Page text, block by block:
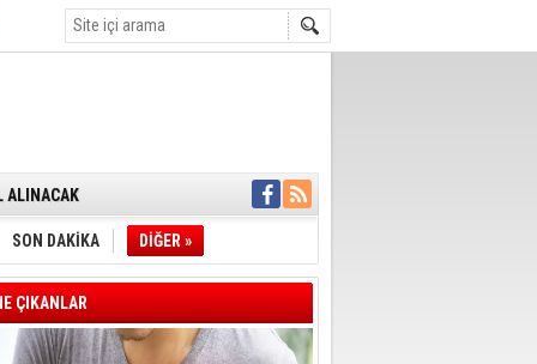
TAHLİYE
DERNEĞİ
ÇİZGİMİZ
ALANA
SON DAKİKA DİĞER »
ÇIKANLAR